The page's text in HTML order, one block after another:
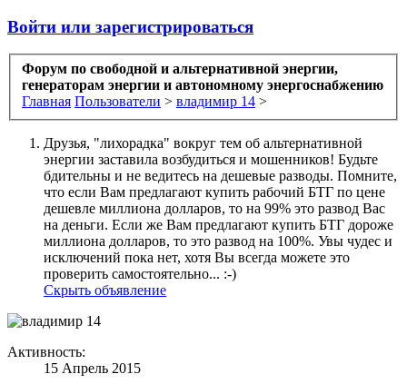
Войти или зарегистрироваться
Форум по свободной и альтернативной энергии,
генераторам энергии и автономному энергоснабжению
Главная Пользователи > владимир 14 >
Друзья, "лихорадка" вокруг тем об альтернативной
энергии заставила возбудиться и мошенников! Будьте
бдительны и не ведитесь на дешевые разводы. Помните,
что если Вам предлагают купить рабочий БТГ по цене
дешевле миллиона долларов, то на 99% это развод Вас
на деньги. Если же Вам предлагают купить БТГ дороже
миллиона долларов, то это развод на 100%. Увы чудес и
исключений пока нет, хотя Вы всегда можете это
проверить самостоятельно... :-)
Скрыть объявление
Активность:
15 Апрель 2015